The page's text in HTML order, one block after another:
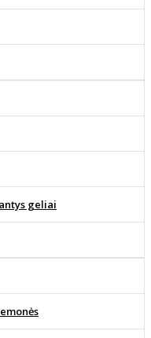
geliai